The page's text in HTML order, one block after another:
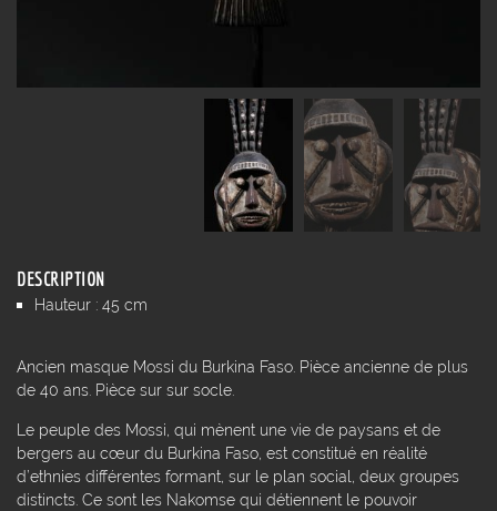
DESCRIPTION
Hauteur : 45 cm
Ancien masque Mossi du Burkina Faso. Pièce ancienne de plus
de 40 ans. Pièce sur sur socle.
Le peuple des Mossi, qui mènent une vie de paysans et de
bergers au cœur du Burkina Faso, est constitué en réalité
d’ethnies différentes formant, sur le plan social, deux groupes
distincts. Ce sont les Nakomse qui détiennent le pouvoir